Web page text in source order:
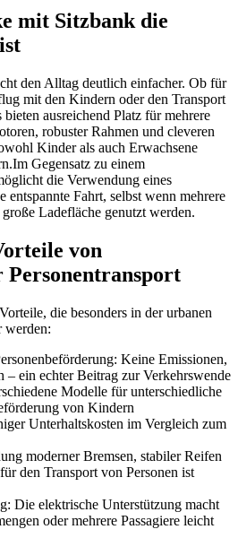
mit Sitzbank die
den Alltag deutlich einfacher. Ob für
mit den Kindern oder den Transport
ausreichend Platz für mehrere
robuster Rahmen und cleveren
Kinder als auch Erwachsene
Im Gegensatz zu einem
die Verwendung eines
entspannte Fahrt, selbst wenn mehrere
Ladefläche genutzt werden.
von
die besonders in der urbanen
werden:
Keine Emissionen,
– ein echter Beitrag zur Verkehrswende
Modelle für unterschiedliche
von Kindern
Unterhaltskosten im Vergleich zum
moderner Bremsen, stabiler Reifen
den Transport von Personen ist
Die elektrische Unterstützung macht
oder mehrere Passagiere leicht